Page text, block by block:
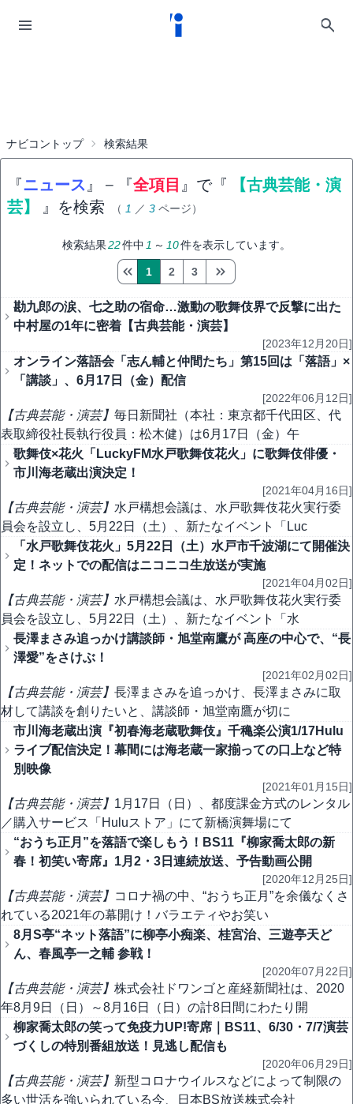
ナビコントップ 検索結果
『ニュース 』 − 『全項目 』で『
【古典芸能・演
芸】
』を検索 （ 1 ／ 3 ページ）
検索結果22件中 1 ～ 10件を表示しています。
1 2 3
勘九郎の涙、七之助の宿命…激動の歌舞伎界で反撃に出た
中村屋の1年に密着【古典芸能・演芸】
[2023年12月20日]
オンライン落語会「志ん輔と仲間たち」第15回は「落語」×
「講談」、6月17日（金）配信
[2022年06月12日]
【古典芸能・演芸】 毎日新聞社（本社：東京都千代田区、代
表取締役社長執行役員：松木健）は6月17日（金）午
歌舞伎×花火「LuckyFM水戸歌舞伎花火」に歌舞伎俳優・
市川海老蔵出演決定！
[2021年04月16日]
【古典芸能・演芸】 水戸構想会議は、水戸歌舞伎花火実行委
員会を設立し、5月22日（土）、新たなイベント「Luc
「水戸歌舞伎花火」5月22日（土）水戸市千波湖にて開催決
定！ネットでの配信はニコニコ生放送が実施
[2021年04月02日]
【古典芸能・演芸】 水戸構想会議は、水戸歌舞伎花火実行委
員会を設立し、5月22日（土）、新たなイベント「水
長澤まさみ追っかけ講談師・旭堂南鷹が 高座の中心で、“長
澤愛”をさけぶ！
[2021年02月02日]
【古典芸能・演芸】 長澤まさみを追っかけ、長澤まさみに取
材して講談を創りたいと、講談師・旭堂南鷹が切に
市川海老蔵出演『初春海老蔵歌舞伎』千穐楽公演1/17Hulu
ライブ配信決定！幕間には海老蔵一家揃っての口上など特
別映像
[2021年01月15日]
【古典芸能・演芸】 1月17日（日）、都度課金方式のレンタル
／購入サービス「Huluストア」にて新橋演舞場にて
“おうち正月”を落語で楽しもう！BS11『柳家喬太郎の新
春！初笑い寄席』1月2・3日連続放送、予告動画公開
[2020年12月25日]
【古典芸能・演芸】 コロナ禍の中、“おうち正月”を余儀なくさ
れている2021年の幕開け！バラエティやお笑い
8月S亭“ネット落語”に柳亭小痴楽、桂宮治、三遊亭天ど
ん、春風亭一之輔 参戦！
[2020年07月22日]
【古典芸能・演芸】 株式会社ドワンゴと産経新聞社は、2020
年8月9日（日）～8月16日（日）の計8日間にわたり開
柳家喬太郎の笑って免疫力UP!寄席｜BS11、6/30・7/7演芸
づくしの特別番組放送！見逃し配信も
[2020年06月29日]
【古典芸能・演芸】 新型コロナウイルスなどによって制限の
多い世活を強いられている今、日本BS放送株式会社